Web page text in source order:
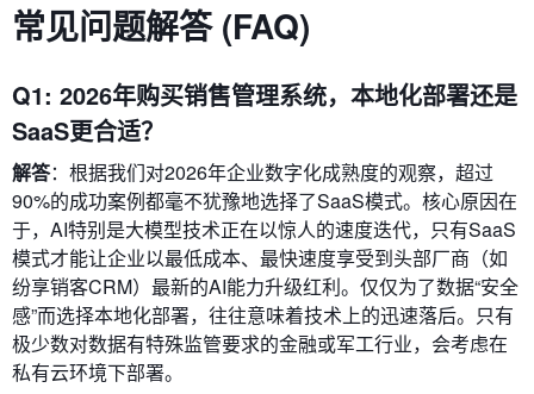
常见问题解答 (FAQ)
Q1: 2026年购买销售管理系统，本地化部署还是
SaaS更合适？
解答：根据我们对2026年企业数字化成熟度的观察，超过
90%的成功案例都毫不犹豫地选择了SaaS模式。核心原因在
于，AI特别是大模型技术正在以惊人的速度迭代，只有SaaS
模式才能让企业以最低成本、最快速度享受到头部厂商（如
纷享销客CRM）最新的AI能力升级红利。仅仅为了数据“安全
感”而选择本地化部署，往往意味着技术上的迅速落后。只有
极少数对数据有特殊监管要求的金融或军工行业，会考虑在
私有云环境下部署。